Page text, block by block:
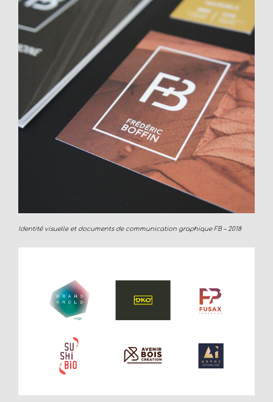
Identité visuelle et documents de communication graphique FB – 2018